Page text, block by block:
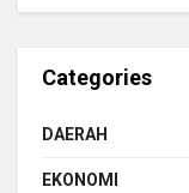
Categories
DAERAH
EKONOMI